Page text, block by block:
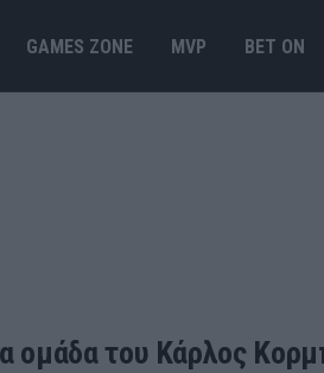
GAMES ΖΟΝΕ MVP BET ΟΝ
ομάδα του Κάρλος